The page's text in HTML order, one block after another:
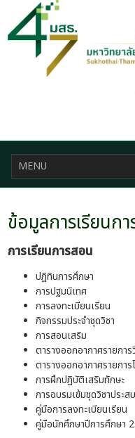
ข้อมูลการเรียน
การเรียนการสอน
ปฏิทินการศึกษา
การปฐมนิเทศ
การลงทะเบียนเรียน
กิจกรรมประจำชุดวิชา
การสอนเสริม
ตารางออกอากาศรายการ
ตารางออกอากาศรายกา
การฝึกปฏิบัติเสริมทักษะ
การอบรมเข้มชุดวิชาประ
คู่มือการลงทะเบียนเรียน
คู่มือนักศึกษาปีการศึกษา